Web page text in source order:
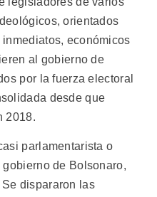
orientados
económicos
al gobierno de
por la fuerza electoral
desde que
2018.
parlamentarista o
de Bolsonaro,
dispararon las